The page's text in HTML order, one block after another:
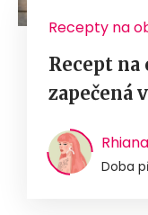
Recepty na
Recept
zapečená
Doba